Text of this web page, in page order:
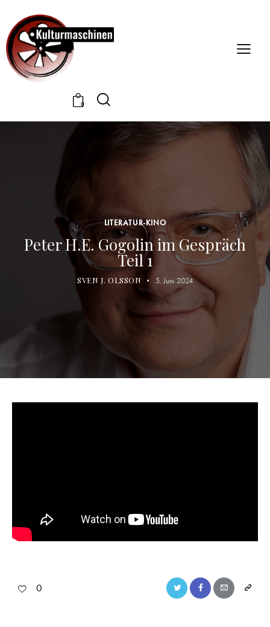
0
LITERATUR-KINO
Peter H.E. Gogolin im Gespräch
Teil 1
SVEN J. OLSSON 5. Juni 2024
0